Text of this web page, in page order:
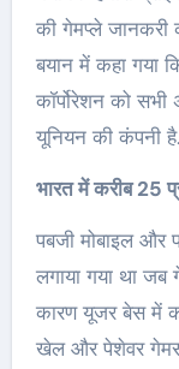
की गेमप्ले जानकरी
बयान में कहा गया
कॉर्पोरेशन को
यूनियन की कंपनी है.
भारत में करीब 25
पबजी मोबाइल और
लगाया गया था जब
कारण यूजर बेस में
खेल और पेशेवर